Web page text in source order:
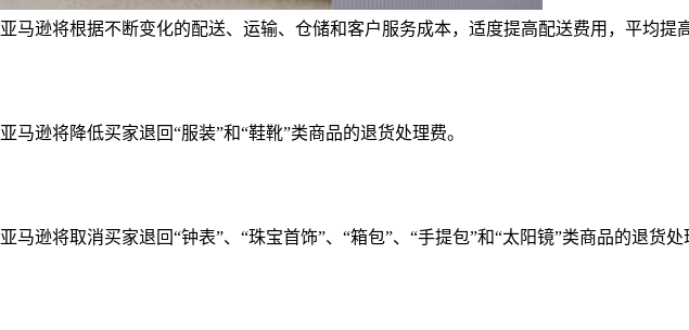
亚马逊将根据不断变化的配送、运输、仓储和客户服务成本，适度提高配送费用，平均提
亚马逊将降低买家退回“服装”和“鞋靴”类商品的退货处理费。
亚马逊将取消买家退回“钟表”、“珠宝首饰”、“箱包”、“手提包”和“太阳镜”类商品的退货处